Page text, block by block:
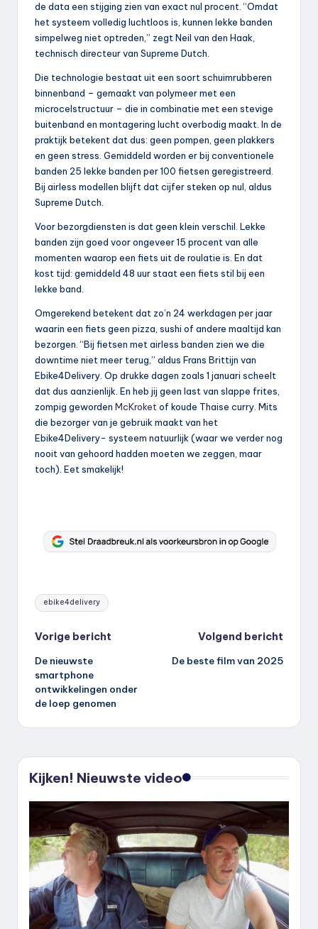
de data een stijging zien van exact nul procent. “Omdat
het systeem volledig luchtloos is, kunnen lekke banden
simpelweg niet optreden,” zegt Neil van den Haak,
technisch directeur van Supreme Dutch.
Die technologie bestaat uit een soort schuimrubberen
binnenband – gemaakt van polymeer met een
microcelstructuur – die in combinatie met een stevige
buitenband en montagering lucht overbodig maakt. In de
praktijk betekent dat dus: geen pompen, geen plakkers
en geen stress. Gemiddeld worden er bij conventionele
banden 25 lekke banden per 100 fietsen geregistreerd.
Bij airless modellen blijft dat cijfer steken op nul, aldus
Supreme Dutch.
Voor bezorgdiensten is dat geen klein verschil. Lekke
banden zijn goed voor ongeveer 15 procent van alle
momenten waarop een fiets uit de roulatie is. En dat
kost tijd: gemiddeld 48 uur staat een fiets stil bij een
lekke band.
Omgerekend betekent dat zo’n 24 werkdagen per jaar
waarin een fiets geen pizza, sushi of andere maaltijd kan
bezorgen. “Bij fietsen met airless banden zien we die
downtime niet meer terug,” aldus Frans Brittijn van
Ebike4Delivery. Op drukke dagen zoals 1 januari scheelt
dat dus aanzienlijk. En heb jij geen last van slappe frites,
zompig geworden McKroketof koude Thaise curry. Mits
die bezorger van je gebruik maakt van het
Ebike4Delivery- systeem natuurlijk (waar we verder nog
nooit van gehoord hadden moeten we zeggen, maar
toch). Eet smakelijk!
Tags:
ebike4delivery
Bericht
navigatie
Vorige bericht
De nieuwste
smartphone
ontwikkelingen onder
de loep genomen
Volgend bericht
De beste film van 2025
Kijken! Nieuwste video